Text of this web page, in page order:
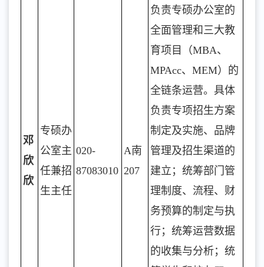
邓
欣
欣
专硕办
公室主
任兼招
生主任
020-
87083010
A南
207
负责专硕办公室的
全面管理和三大教
育项目（MBA、
MPAcc、MEM）的
全链条运营。具体
负责专项招生方案
制定及实施、品牌
管理及招生渠道的
建立；统筹部门管
理制度、流程、财
务预算的制定与执
行；统筹运营数据
的收集与分析；统